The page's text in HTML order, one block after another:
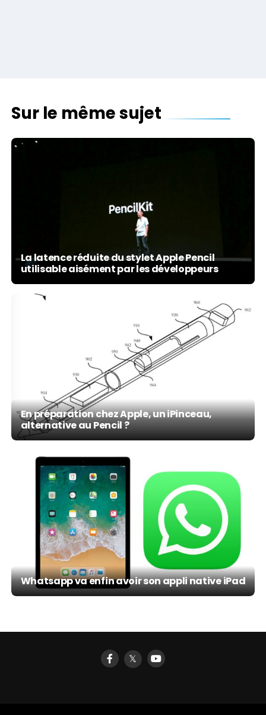
Sur le même sujet
La latence réduite du stylet Apple Pencil
utilisable aisément par les développeurs
En préparation chez Apple, un iPinceau,
alternative au Pencil ?
Whatsapp va enfin avoir son appli native iPad
𝕏